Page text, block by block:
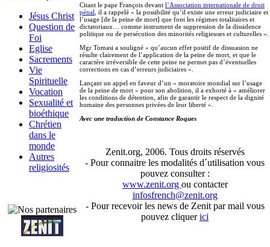
Jésus Christ
Question de
Foi
Eglise
Sacrements
Vie
Spirituelle
Vocation
Sexualité et
bioéthique
Chrétien
dans le
monde
Autres
religiosités
Citant le pape François devant l’Association internationale de droit
pénal , il a rappelé « la possibilité qu’il existe une erreur judiciaire et
l’usage [de la peine de mort] que font les régimes totalitaires et
dictatoriaux… comme instrument de suppression de la dissidence
politique ou de persécution des minorités religieuses et culturelles ».
Mgr Tomasi a souligné « qu’aucun effet positif de dissuasion ne
résulte clairement de l’application de la peine de mort, et que le
caractère irréversible de cette peine ne permet pas d’éventuelles
corrections en cas d’erreurs judiciaires ».
Lançant un appel en faveur d’un « moratoire mondial sur l’usage
de la peine de mort » pour son abolition, il a exhorté à « améliorer
les conditions de détention, afin de garantir le respect de la dignité
humaine des personnes privées de leur liberté ».
Avec une traduction de Constance Roques
Zenit.org, 2006. Tous droits réservés
- Pour connaitre les modalités d´utilisation vous
pouvez consulter :
www.zenit.org ou contacter
infosfrench@zenit.org
- Pour recevoir les news de Zenit par mail vous
pouvez cliquerici